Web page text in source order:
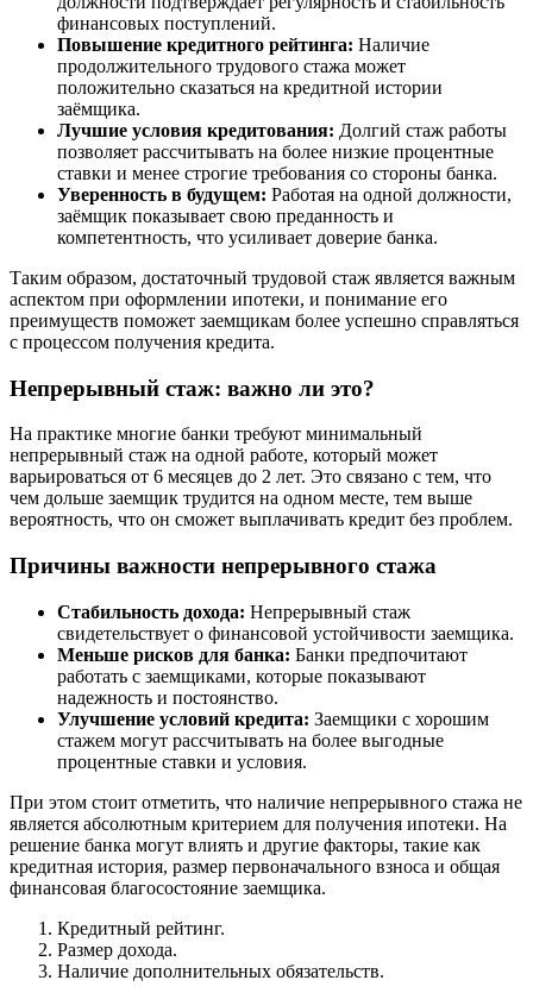
финансовых поступлений.
Повышение кредитного рейтинга: Наличие
продолжительного трудового стажа может
положительно сказаться на кредитной истории
заёмщика.
Лучшие условия кредитования: Долгий стаж работы
позволяет рассчитывать на более низкие процентные
ставки и менее строгие требования со стороны банка.
Уверенность в будущем: Работая на одной должности,
заёмщик показывает свою преданность и
компетентность, что усиливает доверие банка.
Таким образом, достаточный трудовой стаж является важным
аспектом при оформлении ипотеки, и понимание его
преимуществ поможет заемщикам более успешно справляться
с процессом получения кредита.
Непрерывный стаж: важно ли это?
На практике многие банки требуют минимальный
непрерывный стаж на одной работе, который может
варьироваться от 6 месяцев до 2 лет. Это связано с тем, что
чем дольше заемщик трудится на одном месте, тем выше
вероятность, что он сможет выплачивать кредит без проблем.
Причины важности непрерывного стажа
Стабильность дохода: Непрерывный стаж
свидетельствует о финансовой устойчивости заемщика.
Меньше рисков для банка: Банки предпочитают
работать с заемщиками, которые показывают
надежность и постоянство.
Улучшение условий кредита: Заемщики с хорошим
стажем могут рассчитывать на более выгодные
процентные ставки и условия.
При этом стоит отметить, что наличие непрерывного стажа не
является абсолютным критерием для получения ипотеки. На
решение банка могут влиять и другие факторы, такие как
кредитная история, размер первоначального взноса и общая
финансовая благосостояние заемщика.
Кредитный рейтинг.
Размер дохода.
Наличие дополнительных обязательств.